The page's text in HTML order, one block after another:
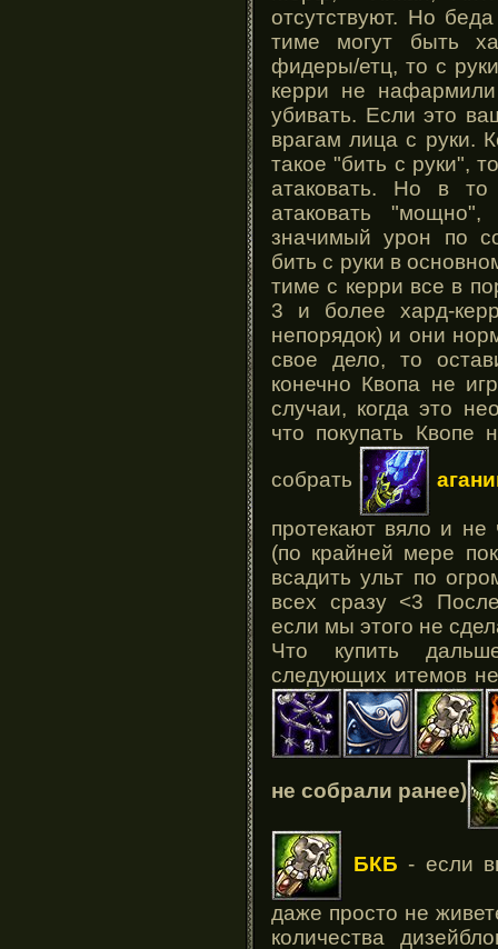
отсутствуют. Но
тиме могут быть
фидеры/етц, то с
керри не
убивать. Если это
врагам лица с руки.
такое "бить с руки",
атаковать. Но в то
атаковать
значимый урон по
бить с руки в
тиме с керри все в
3 и более хард-
непорядок) и они
свое дело, то
конечно Квопа не
случаи, когда это
что покупать
собрать
протекают вяло и не
(по крайней мере
всадить ульт по
всех сразу <3
если мы этого не
Что купить
следующих итемов
не собрали ранее)
БКБ- если
даже просто не
количества